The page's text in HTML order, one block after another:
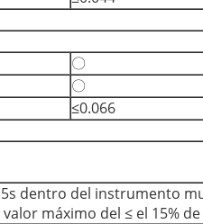
〇
〇
≤0.066
dentro del instrumento
máximo del ≤ el 15%